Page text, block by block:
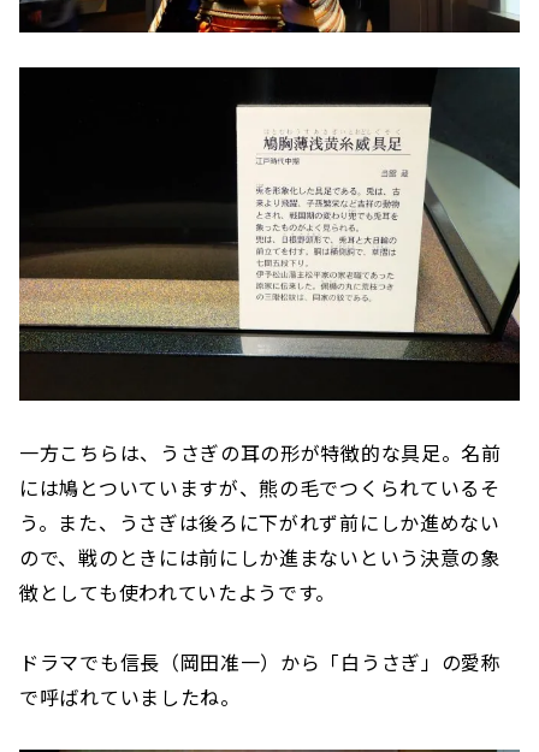
一方こちらは、うさぎの耳の形が特徴的な具足。名前
には鳩とついていますが、熊の毛でつくられているそ
う。また、うさぎは後ろに下がれず前にしか進めない
ので、戦のときには前にしか進まないという決意の象
徴としても使われていたようです。
ドラマでも信長（岡田准一）から「白うさぎ」の愛称
で呼ばれていましたね。